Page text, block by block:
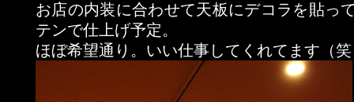
お店の内装に合わせて天板にデコラを貼っ
テンで仕上げ予定。
ほぼ希望通り。いい仕事してくれてます（